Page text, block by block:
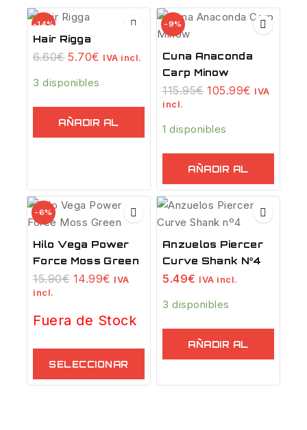
-14%
Hair Rigga
6.60€ 5.70€ IVA incl.
3 disponibles
AÑADIR AL
CARRITO
-9%
Cuna Anaconda
Carp Minow
115.95€ 105.99€ IVA
incl.
1 disponibles
AÑADIR AL
CARRITO
-6%
Hilo Vega Power
Force Moss Green
15.90€ 14.99€ IVA
incl.
Fuera de Stock
SELECCIONAR
OPCIONES
Anzuelos Piercer
Curve Shank Nº4
5.49€ IVA incl.
3 disponibles
AÑADIR AL
CARRITO